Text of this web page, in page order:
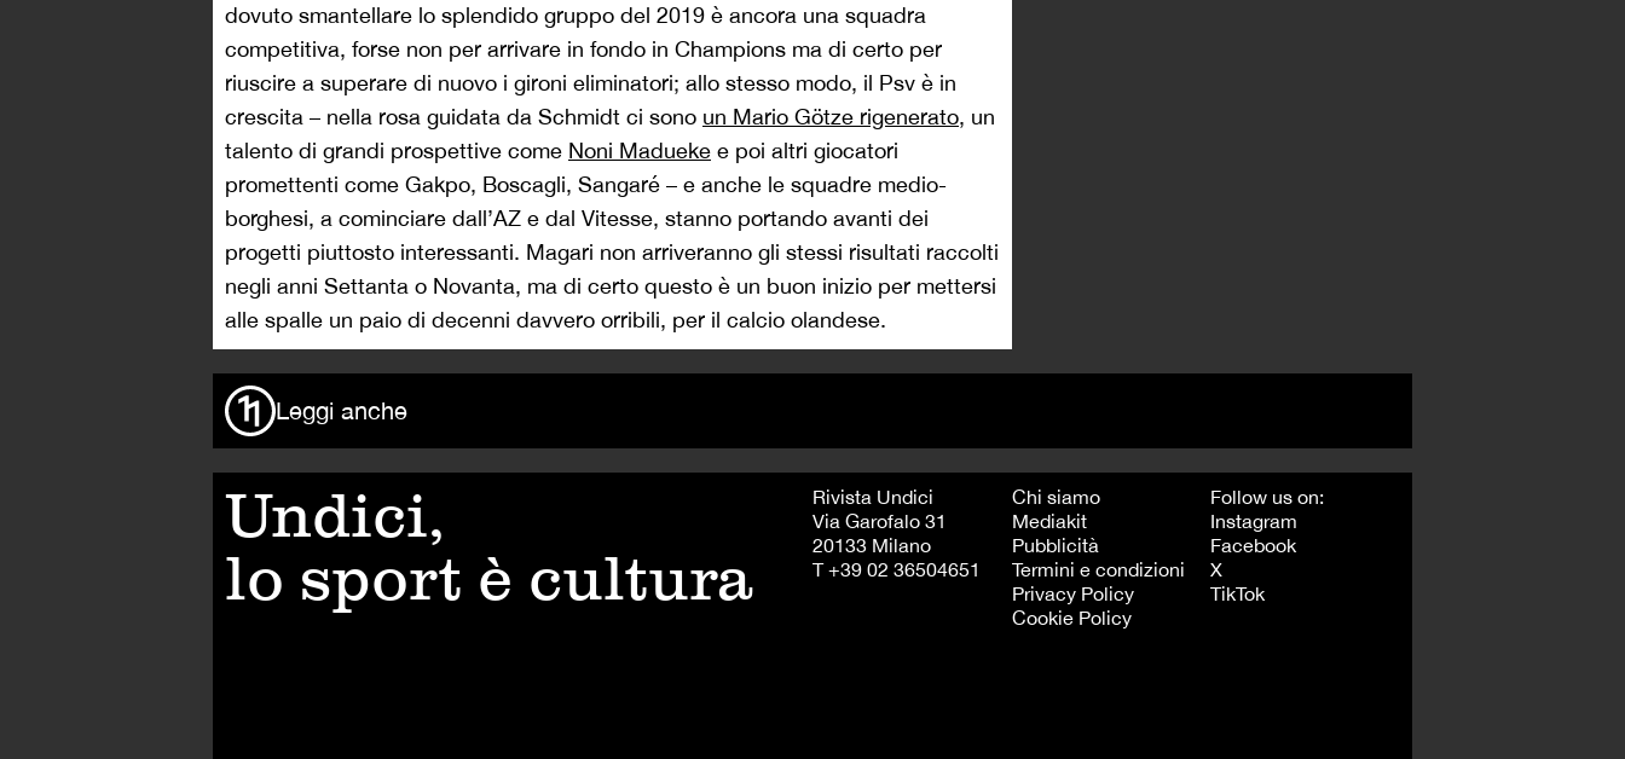
dovuto smantellare lo splendido gruppo del 2019 è ancora una squadra
competitiva, forse non per arrivare in fondo in Champions ma di certo per
riuscire a superare di nuovo i gironi eliminatori; allo stesso modo, il Psv è in
crescita – nella rosa guidata da Schmidt ci sono un Mario Götze rigenerato, un
talento di grandi prospettive come Noni Madueke e poi altri giocatori
promettenti come Gakpo, Boscagli, Sangaré – e anche le squadre medio-
borghesi, a cominciare dall’AZ e dal Vitesse, stanno portando avanti dei
progetti piuttosto interessanti. Magari non arriveranno gli stessi risultati raccolti
negli anni Settanta o Novanta, ma di certo questo è un buon inizio per mettersi
alle spalle un paio di decenni davvero orribili, per il calcio olandese.
Leggi anche
Undici,
lo sport è cultura
Rivista Undici
Via Garofalo 31
20133 Milano
T +39 02 36504651
Chi siamo
Mediakit
Pubblicità
Termini e condizioni
Privacy Policy
Cookie Policy
Follow us on:
Instagram
Facebook
X
TikTok